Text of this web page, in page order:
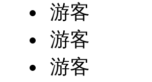
游客
游客
游客